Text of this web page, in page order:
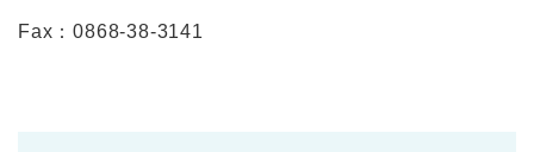
Fax：0868-38-3141